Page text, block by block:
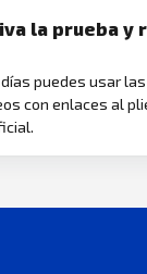
la prueba y
puedes usar
con enlaces al